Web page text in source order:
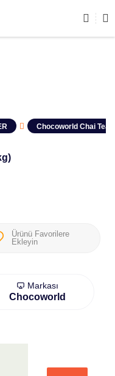
Chocoworld Chai Tea
Ürünü Favorilere
Ekleyin
Markası
Chocoworld